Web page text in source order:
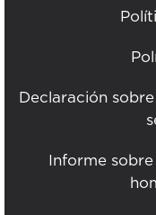
Declaración
Informe